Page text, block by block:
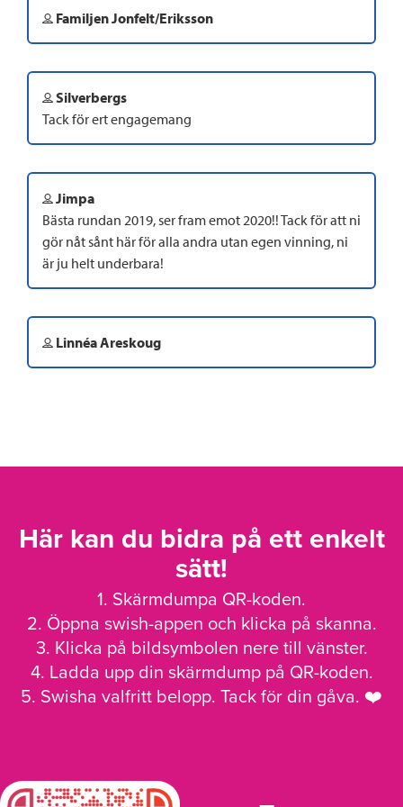
Familjen Jonfelt/Eriksson
Silverbergs
Tack för ert engagemang
Jimpa
Bästa rundan 2019, ser fram emot 2020!! Tack för att ni
gör nåt sånt här för alla andra utan egen vinning, ni
är ju helt underbara!
Linnéa Areskoug
Här kan du bidra på ett enkelt
sätt!
1. Skärmdumpa QR-koden.
2. Öppna swish-appen och klicka på skanna.
3. Klicka på bildsymbolen nere till vänster.
4. Ladda upp din skärmdump på QR-koden.
5. Swisha valfritt belopp. Tack för din gåva. ❤️